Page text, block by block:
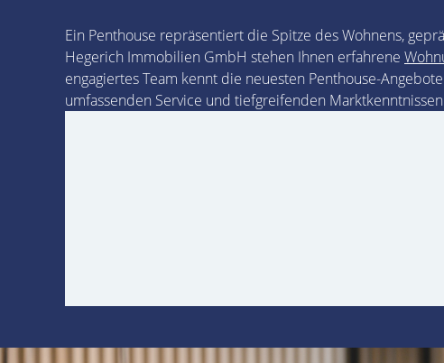
Ein Penthouse repräsentiert die Spitze des Wohnens,
Hegerich Immobilien GmbH stehen Ihnen erfahrene
engagiertes Team kennt die neuesten Penthouse-
umfassenden Service und tiefgreifenden